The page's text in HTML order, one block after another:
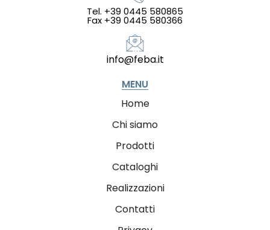
Tel. +39 0445 580865
Fax +39 0445 580366
info@feba.it
MENU
Home
Chi siamo
Prodotti
Cataloghi
Realizzazioni
Contatti